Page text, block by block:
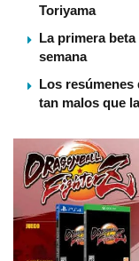
Toriyama
La primera
semana
Los resúmenes
tan malos que